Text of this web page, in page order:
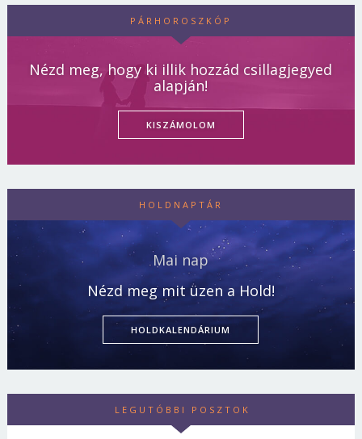
PÁRHOROSZKÓP
Nézd meg, hogy ki illik hozzád csillagjegyed
alapján!
KISZÁMOLOM
HOLDNAPTÁR
Mai nap
Nézd meg mit üzen a Hold!
HOLDKALENDÁRIUM
LEGUTÓBBI POSZTOK